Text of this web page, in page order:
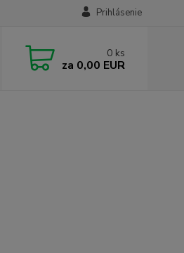
Prihlásenie
0 ks
za 0,00 EUR